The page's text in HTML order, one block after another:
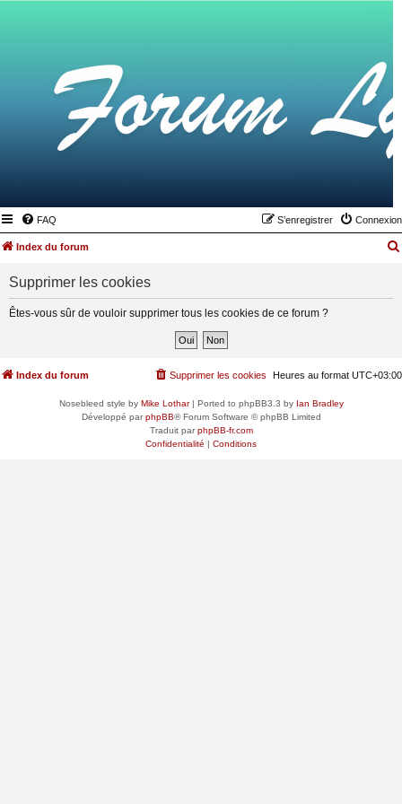
FAQ Connexion
S’enregistrer
Index du forum
Supprimer les cookies
Êtes-vous sûr de vouloir supprimer tous les cookies de ce forum ?
Index du forum Heures au format UTC+03:00
Supprimer les cookies
Nosebleed style by Mike Lothar| Ported to phpBB3.3 by Ian Bradley
Développé parphpBB® Forum Software © phpBB Limited
Traduit parphpBB-fr.com
Confidentialité | Conditions